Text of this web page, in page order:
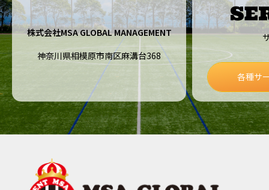
株式会社MSA GLOBAL MANAGEMENT
神奈川県相模原市南区麻溝台368
各種サ